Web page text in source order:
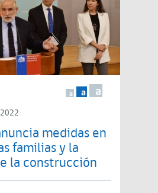
a a a
medidas en
familias y la
la construcción